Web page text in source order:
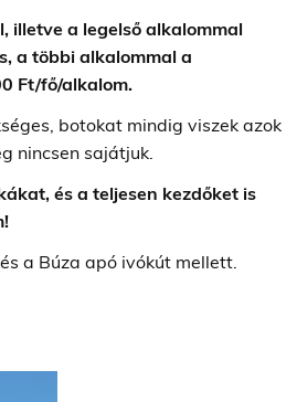
illetve a legelső alkalommal
a többi alkalommal a
Ft/fő/alkalom.
botokat mindig viszek azok
nincsen sajátjuk.
és a teljesen kezdőket is
a Búza apó ivókút mellett.